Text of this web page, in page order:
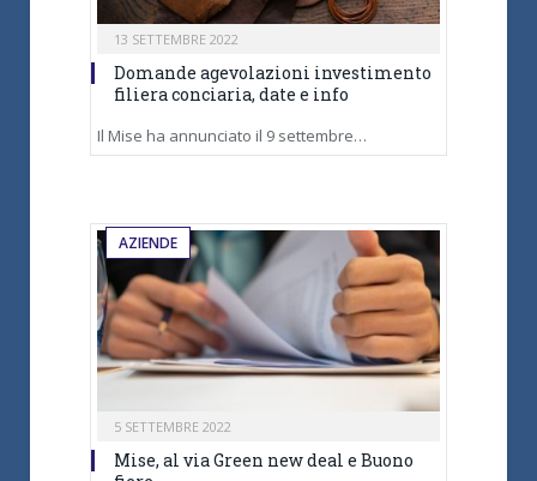
13 SETTEMBRE 2022
Domande agevolazioni investimento
filiera conciaria, date e info
Il Mise ha annunciato il 9 settembre…
AZIENDE
5 SETTEMBRE 2022
Mise, al via Green new deal e Buono